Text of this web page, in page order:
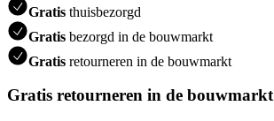
Gratis thuisbezorgd
Gratis bezorgd in de bouwmarkt
Gratis retourneren in de bouwmarkt
Gratis retourneren in de bouwmarkt